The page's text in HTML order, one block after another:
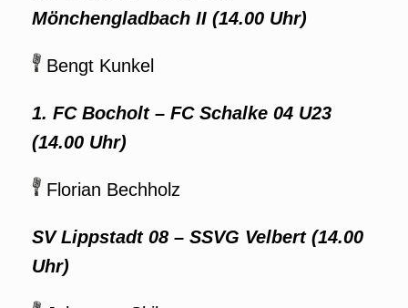
Mönchengladbach II (14.00 Uhr)
Bengt Kunkel
1. FC Bocholt – FC Schalke 04 U23
(14.00 Uhr)
Florian Bechholz
SV Lippstadt 08 – SSVG Velbert (14.00
Uhr)